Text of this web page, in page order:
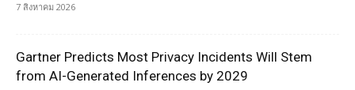
7 สิงหาคม 2026
Gartner Predicts Most Privacy Incidents Will Stem
from AI-Generated Inferences by 2029